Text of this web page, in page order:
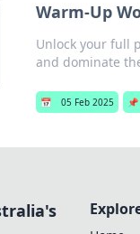
Warm-Up
Unlock your full
and dominate
📅 05 Feb 2025 📌